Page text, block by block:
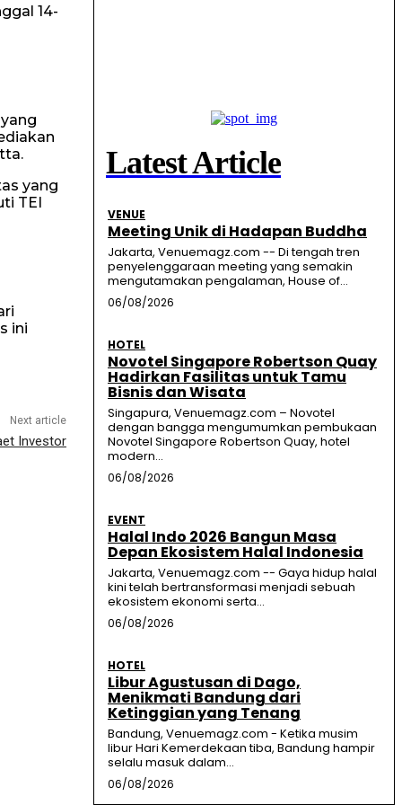
14-
yang
TEI
ini
Next article
Investor
Latest Article
VENUE
Meeting Unik di Hadapan Buddha
Jakarta, Venuemagz.com -- Di tengah tren
penyelenggaraan meeting yang semakin
mengutamakan pengalaman, House of...
06/08/2026
HOTEL
Novotel Singapore Robertson Quay
Hadirkan Fasilitas untuk Tamu
Bisnis dan Wisata
Singapura, Venuemagz.com – Novotel
dengan bangga mengumumkan pembukaan
Novotel Singapore Robertson Quay, hotel
modern...
06/08/2026
EVENT
Halal Indo 2026 Bangun Masa
Depan Ekosistem Halal Indonesia
Jakarta, Venuemagz.com -- Gaya hidup halal
kini telah bertransformasi menjadi sebuah
ekosistem ekonomi serta...
06/08/2026
HOTEL
Libur Agustusan di Dago,
Menikmati Bandung dari
Ketinggian yang Tenang
Bandung, Venuemagz.com - Ketika musim
libur Hari Kemerdekaan tiba, Bandung hampir
selalu masuk dalam...
06/08/2026